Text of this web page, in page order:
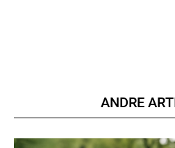
ANDRE